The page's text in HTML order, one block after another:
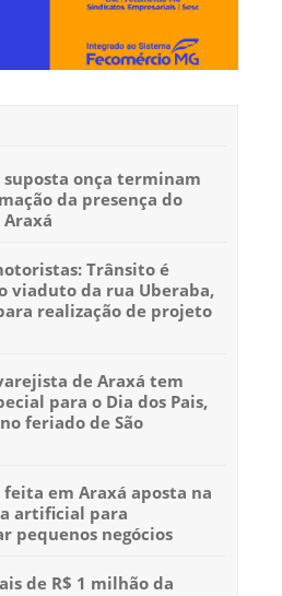
suposta onça terminam
da presença do
Trânsito é
viaduto da rua Uberaba,
realização de projeto
de Araxá tem
para o Dia dos Pais,
feriado de São
feita em Araxá aposta na
artificial para
pequenos negócios
de R$ 1 milhão da